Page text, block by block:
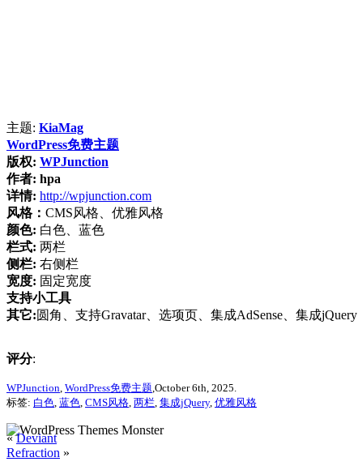
主题: KiaMag
WordPress免费主题
版权: WPJunction
作者: hpa
详情: http://wpjunction.com
风格： CMS风格、优雅风格
颜色: 白色、蓝色
栏式: 两栏
侧栏: 右侧栏
宽度: 固定宽度
支持小工具
其它:圆角、支持Gravatar、选项页、集成AdSense、集成jQuery
评分:
WPJunction WordPress免费主题 ,October 6th, 2025.
标签: 白色 蓝色 CMS风格 两栏 集成jQuery, 优雅风格
«Deviant
Refraction »